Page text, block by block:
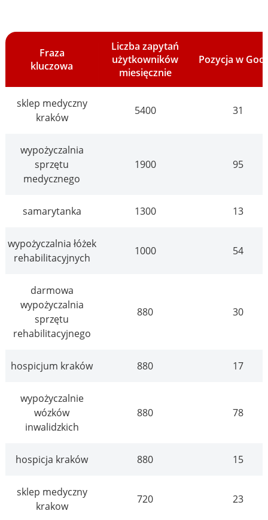
Fraza
kluczowa
Liczba zapytań
użytkowników
miesięcznie
Pozycja w
sklep medyczny
kraków
5400 31
wypożyczalnia
sprzętu
medycznego
1900 95
samarytanka 1300 13
wypożyczalnia łóżek
rehabilitacyjnych
1000 54
darmowa
wypożyczalnia
sprzętu
rehabilitacyjnego
880 30
hospicjum kraków 880 17
wypożyczalnie
wózków
inwalidzkich
880 78
hospicja kraków 880 15
sklep medyczny
krakow
720 23